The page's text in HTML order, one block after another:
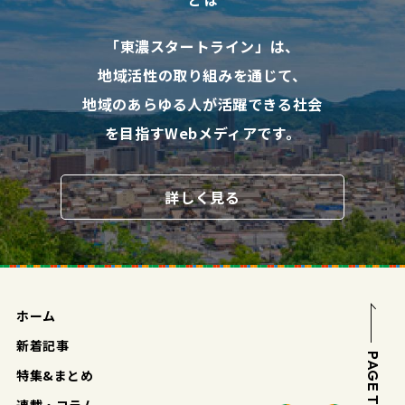
「東濃スタートライン」は、
地域活性の取り組みを通じて、
地域のあらゆる人が活躍できる社会
を目指すWebメディアです。
詳しく見る
ホーム
新着記事
特集&まとめ
PAGE TOP